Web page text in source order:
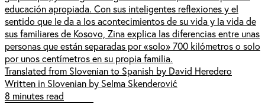
educación apropiada. Con sus inteligentes reflexiones y el
sentido que le da a los acontecimientos de su vida y la vida de
sus familiares de Kosovo, Zina explica las diferencias entre unas
personas que están separadas por «solo» 700 kilómetros o solo
por unos centímetros en su propia familia.
Translated from Slovenian to Spanish by David Heredero
Written in Slovenian by Selma Skenderović
8 minutes read